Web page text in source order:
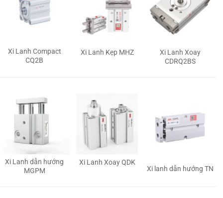
Xi Lanh Compact
CQ2B
Xi Lanh Kẹp MHZ
Xi Lanh Xoay
CDRQ2BS
Xi Lanh dẫn hướng
MGPM
Xi Lanh Xoay QDK
Xi lanh dẫn hướng TN